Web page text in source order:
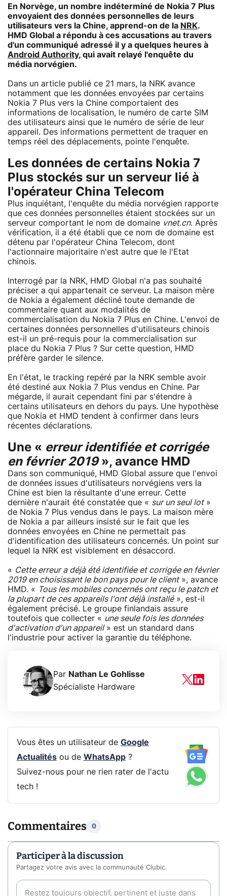
En Norvège, un nombre indéterminé de Nokia 7 Plus
envoyaient des données personnelles de leurs
utilisateurs vers la Chine, apprend-on de la NRK.
HMD Global a répondu à ces accusations au travers
d'un communiqué adressé il y a quelques heures à
Android Authority, qui avait relayé l'enquête du
média norvégien.
Dans un article publié ce 21 mars, la NRK avance
notamment que les données envoyées par certains
Nokia 7 Plus vers la Chine comportaient des
informations de localisation, le numéro de carte SIM
des utilisateurs ainsi que le numéro de série de leur
appareil. Des informations permettent de traquer en
temps réel des déplacements, pointe l'enquête.
Les données de certains Nokia 7
Plus stockés sur un serveur lié à
l'opérateur China Telecom
Plus inquiétant, l'enquête du média norvégien rapporte
que ces données personnelles étaient stockées sur un
serveur comportant le nom de domaine vnet.cn. Après
vérification, il a été établi que ce nom de domaine est
détenu par l'opérateur China Telecom, dont
l'actionnaire majoritaire n'est autre que le l'Etat
chinois.
Interrogé par la NRK, HMD Global n'a pas souhaité
préciser a qui appartenait ce serveur. La maison mère
de Nokia a également décliné toute demande de
commentaire quant aux modalités de
commercialisation du Nokia 7 Plus en Chine. L'envoi de
certaines données personnelles d'utilisateurs chinois
est-il un pré-requis pour la commercialisation sur
place du Nokia 7 Plus ? Sur cette question, HMD
préfère garder le silence.
En l'état, le tracking repéré par la NRK semble avoir
été destiné aux Nokia 7 Plus vendus en Chine. Par
mégarde, il aurait cependant fini par s'étendre à
certains utilisateurs en dehors du pays. Une hypothèse
que Nokia et HMD tendent à confirmer dans leurs
récentes déclarations.
Une « erreur identifiée et corrigée
en février 2019», avance HMD
Dans son communiqué, HMD Global assure que l'envoi
de données issues d'utilisateurs norvégiens vers la
Chine est bien la résultante d'une erreur. Cette
dernière n'aurait été constatée que « sur un seul lot»
de Nokia 7 Plus vendus dans le pays. La maison mère
de Nokia a par ailleurs insisté sur le fait que les
données envoyées en Chine ne permettait pas
d'identification des utilisateurs concernés. Un point sur
lequel la NRK est visiblement en désaccord.
« Cette erreur a déjà été identifiée et corrigée en février
2019 en choisissant le bon pays pour le client», avance
HMD. « Tous les mobiles concernés ont reçu le patch et
la plupart de ces appareils l'ont déjà installé», est-il
également précisé. Le groupe finlandais assure
toutefois que collecter « une seule fois les données
d'activation d'un appareil» est un standard dans
l'industrie pour activer la garantie du téléphone.
Par Nathan Le Gohlisse
Spécialiste Hardware
Vous êtes un utilisateur de Google
Actualitésou de WhatsApp?
Suivez-nous pour ne rien rater de l'actu
tech !
Commentaires 0
Participer à la discussion
Partagez votre avis avec la communauté Clubic.